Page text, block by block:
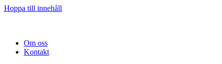
Hoppa till innehåll
Om oss
Kontakt